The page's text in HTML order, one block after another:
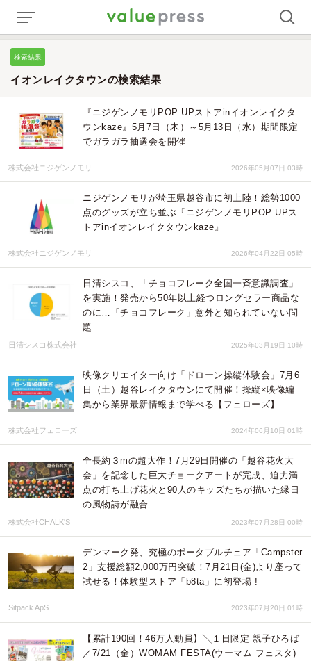
検索結果
イオンレイクタウンの検索結果
『ニジゲンノモリPOP UPストアinイオンレイクタ
ウンkaze』5月7日（木）～5月13日（水）期間限定
でガラガラ抽選会を開催
株式会社ニジゲンノモリ 2026年05月07日 03時
ニジゲンノモリが埼玉県越谷市に初上陸！総勢1000
点のグッズが立ち並ぶ『ニジゲンノモリPOP UPス
トアinイオンレイクタウンkaze』
株式会社ニジゲンノモリ 2026年04月22日 05時
日清シスコ、「チョコフレーク全国一斉意識調査」
を実施！発売から50年以上経つロングセラー商品な
のに…「チョコフレーク」意外と知られていない問
題
日清シスコ株式会社 2025年03月19日 10時
映像クリエイター向け「ドローン操縦体験会」7月6
日（土）越谷レイクタウンにて開催！操縦×映像編
集から業界最新情報まで学べる【フェローズ】
株式会社フェローズ 2024年06月10日 01時
全長約３mの超大作！7月29日開催の「越谷花火大
会」を記念した巨大チョークアートが完成、迫力満
点の打ち上げ花火と90人のキッズたちが描いた縁日
の風物詩が融合
株式会社CHALK'S 2023年07月28日 00時
デンマーク発、究極のポータブルチェア「Campster
2」支援総額2,000万円突破！7月21日(金)より座って
試せる！体験型ストア「b8ta」に初登場 !
Sitpack ApS 2023年07月20日 01時
【累計190回！46万人動員】╲１日限定 親子ひろば
／7/21（金）WOMAM FESTA(ウーマム フェスタ)